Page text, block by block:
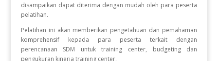
disampaikan dapat diterima dengan mudah oleh para peserta
pelatihan.
Pelatihan ini akan memberikan pengetahuan dan pemahaman
komprehensif kepada para peserta terkait dengan
perencanaan SDM untuk training center, budgeting dan
pengukuran kinerja training center.